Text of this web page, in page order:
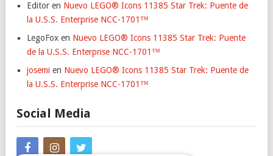
Editor en Nuevo LEGO® Icons 11385 Star Trek: Puente de
la U.S.S. Enterprise NCC-1701™
LegoFox en Nuevo LEGO® Icons 11385 Star Trek: Puente
de la U.S.S. Enterprise NCC-1701™
josemi en Nuevo LEGO® Icons 11385 Star Trek: Puente de
la U.S.S. Enterprise NCC-1701™
Social Media